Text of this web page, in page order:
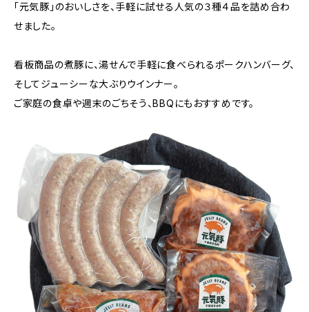
「元気豚」のおいしさを、手軽に試せる人気の３種４品を詰め合わ
せました。
看板商品の煮豚に、湯せんで手軽に食べられるポークハンバーグ、
そしてジューシーな大ぶりウインナー。
ご家庭の食卓や週末のごちそう、BBQにもおすすめです。